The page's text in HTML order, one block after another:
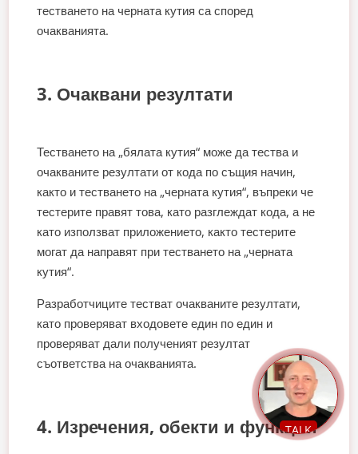
тестването на черната кутия са според
очакванията.
3. Очаквани резултати
Тестването на „бялата кутия“ може да тества и
очакваните резултати от кода по същия начин,
както и тестването на „черната кутия“, въпреки че
тестерите правят това, като разглеждат кода, а не
като използват приложението, както тестерите
могат да направят при тестването на „черната
кутия“.
Разработчиците тестват очакваните резултати,
като проверяват входовете един по един и
проверяват дали полученият резултат
съответства на очакванията.
4. Изречения, обекти и функции
TALK